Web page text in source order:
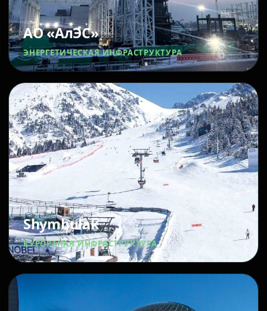
АО «АлЭС»
ЭНЕРГЕТИЧЕСКАЯ ИНФРАСТРУКТУРА
Shymbulak
КУРОРТНАЯ ИНФРАСТРУКТУРА